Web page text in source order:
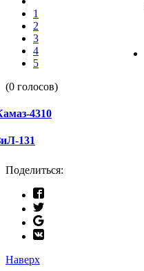
1
2
3
4
5
(0 голосов)
4310
131
Поделиться:
Наверх